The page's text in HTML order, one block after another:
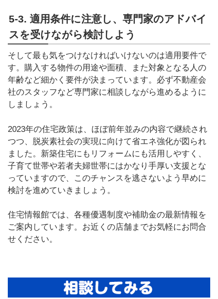
5-3. 適用条件に注意し、専門家のアドバイ
スを受けながら検討しよう
そして最も気をつけなければいけないのは適用要件で
す。購入する物件の用途や面積、また対象となる人の
年齢など細かく要件が決まっています。必ず不動産会
社のスタッフなど専門家に相談しながら進めるように
しましょう。
2023年の住宅政策は、ほぼ前年並みの内容で継続され
つつ、脱炭素社会の実現に向けて省エネ強化が図られ
ました。新築住宅にもリフォームにも活用しやすく、
子育て世帯や若者夫婦世帯にはかなり手厚い支援とな
っていますので、このチャンスを逃さないよう早めに
検討を進めていきましょう。
住宅情報館では、各種優遇制度や補助金の最新情報を
ご案内しています。お近くの店舗までお気軽にお問合
せください。